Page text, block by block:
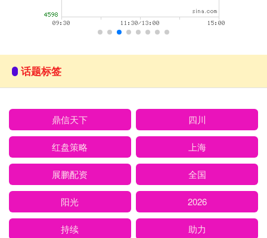
话题标签
鼎信天下 四川
红盘策略 上海
展鹏配资 全国
阳光 2026
持续 助力